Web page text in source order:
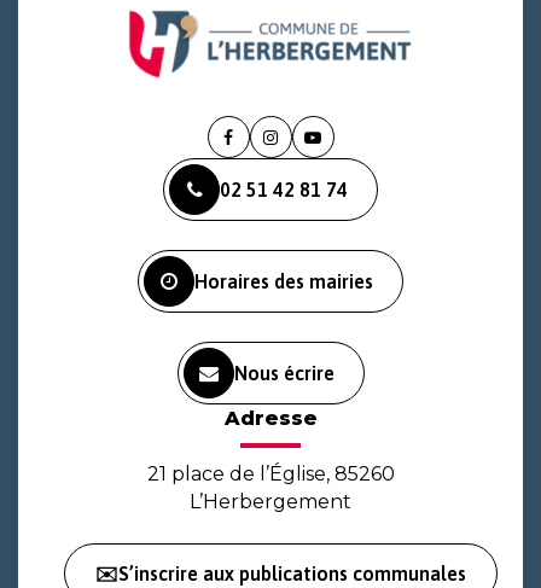
Lien
le
compte
Lien
le
compte
Lien
la
chaîne
02 51 42 81 74
Horaires des mairies
Nous écrire
Adresse
21 place de l’Église, 85260
L’Herbergement
✉️S’inscrire aux publications communales